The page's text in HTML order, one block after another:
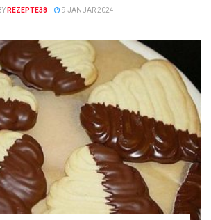
REZEPTE38 9 JANUAR 2024